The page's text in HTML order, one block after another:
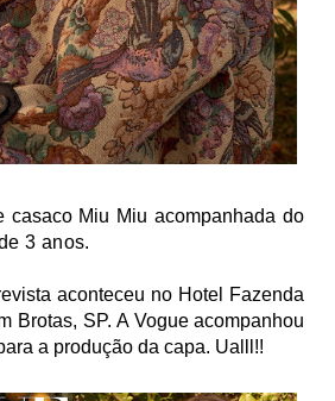
casaco Miu Miu acompanhada do
3 anos.
aconteceu no Hotel Fazenda
Brotas, SP. A Vogue acompanhou
a produção da capa. Ualll!!